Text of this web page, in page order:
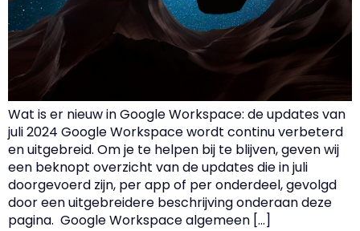
Wat is er nieuw in Google Workspace: de updates van
juli 2024 Google Workspace wordt continu verbeterd
en uitgebreid. Om je te helpen bij te blijven, geven wij
een beknopt overzicht van de updates die in juli
doorgevoerd zijn, per app of per onderdeel, gevolgd
door een uitgebreidere beschrijving onderaan deze
pagina. Google Workspace algemeen […]